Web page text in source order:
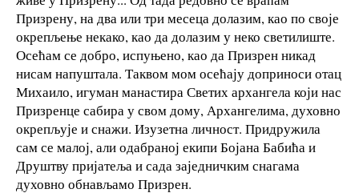
Призрену, на два или три месеца долазим, као по своје
окрепљење некако, као да долазим у неко светилиште.
Осећам се добро, испуњено, као да Призрен никад
нисам напуштала. Таквом мом осећају доприноси отац
Михаило, игуман манастира Светих архангела који нас
Призренце сабира у свом дому, Архангелима, духовно
окрепљује и снажи. Изузетна личност. Придружила
сам се малој, али одабраној екипи Бојана Бабића и
Друштву пријатеља и сада заједничким снагама
духовно обнављамо Призрен.